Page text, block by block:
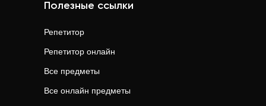
Полезные ссылки
Репетитор
Репетитор онлайн
Все предметы
Все онлайн предметы